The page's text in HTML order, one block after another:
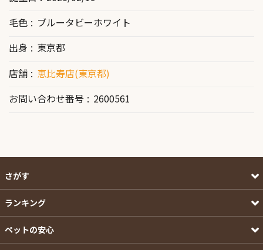
毛色
ブルータビーホワイト
出身
東京都
店舗
恵比寿店(東京都)
お問い合わせ番号
2600561
さがす
ランキング
ペットの安心